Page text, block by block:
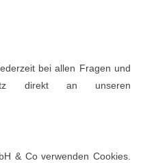
bei allen Fragen und
direkt an unseren
& Co verwenden Cookies.